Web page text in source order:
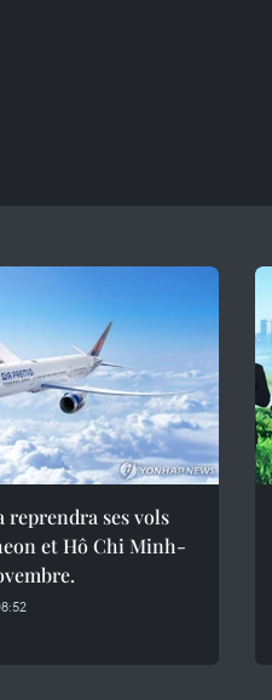
reprendra ses vols
et Hô Chi Minh-